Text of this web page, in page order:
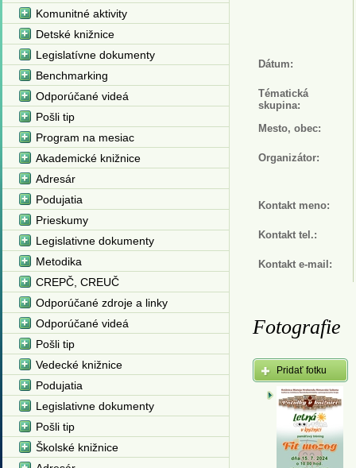
Dátum:
Tématická
skupina:
Mesto, obec:
Organizátor:
Kontakt meno:
Kontakt tel.:
Kontakt e-mail:
Fotografie
Pridať fotku
Komunitné aktivity
Detské knižnice
Legislatívne dokumenty
Benchmarking
Odporúčané videá
Pošli tip
Program na mesiac
Akademické knižnice
Adresár
Podujatia
Prieskumy
Legislativne dokumenty
Metodika
CREPČ, CREUČ
Odporúčané zdroje a linky
Odporúčané videá
Pošli tip
Vedecké knižnice
Podujatia
Legislativne dokumenty
Pošli tip
Školské knižnice